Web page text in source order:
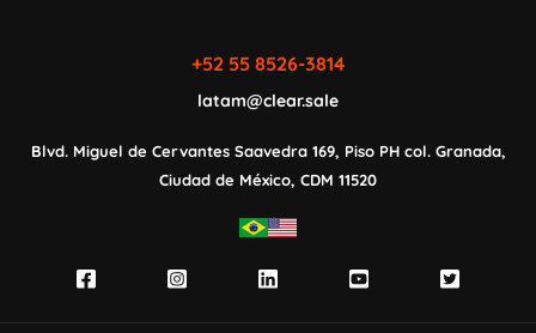
+52 55 8526-3814
latam@clear.sale
Blvd. Miguel de Cervantes Saavedra 169, Piso PH col. Granada,
Ciudad de México, CDM 11520